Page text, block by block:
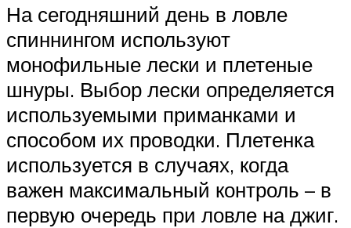
На сегодняшний день в ловле
спиннингом используют
монофильные лески и плетеные
шнуры. Выбор лески определяется
используемыми приманками и
способом их проводки. Плетенка
используется в случаях, когда
важен максимальный контроль – в
первую очередь при ловле на джиг.